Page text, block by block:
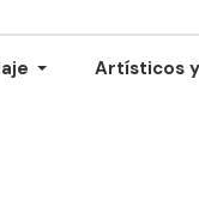
Artísticos